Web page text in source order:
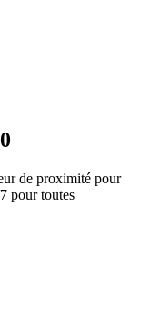
de proximité pour
pour toutes